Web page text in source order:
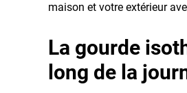
maison et votre extérieur
La gourde
long de la